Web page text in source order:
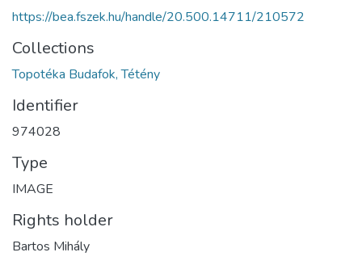
https://bea.fszek.hu/handle/20.500.14711/210572
Collections
Topotéka Budafok, Tétény
Identifier
974028
Type
IMAGE
Rights holder
Bartos Mihály